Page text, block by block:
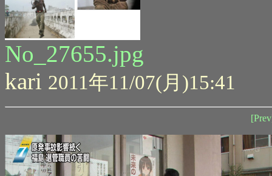
No_27655.jpg
kari 2011年11/07(月)15:41